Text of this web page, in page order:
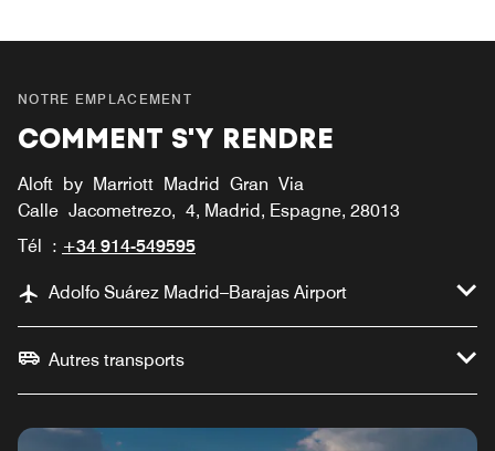
NOTRE EMPLACEMENT
COMMENT S'Y RENDRE
Aloft by Marriott Madrid Gran Via
Calle Jacometrezo, 4, Madrid, Espagne, 28013
Tél : +34 914-549595
Adolfo Suárez Madrid–Barajas Airport
Autres transports